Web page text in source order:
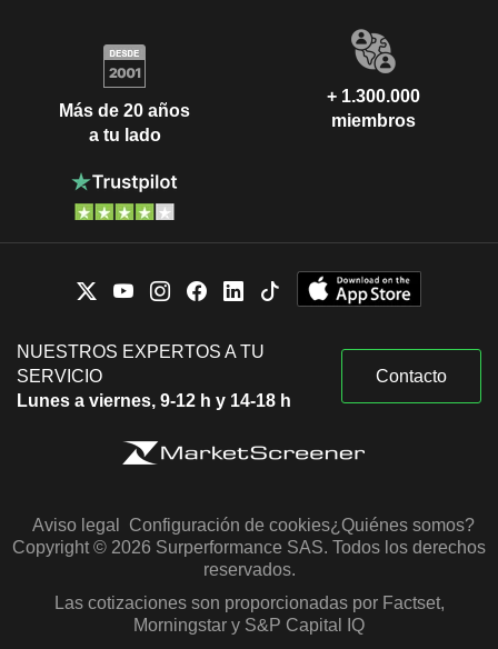
Más de 20 años
a tu lado
+ 1.300.000
miembros
NUESTROS EXPERTOS A TU
SERVICIO
Lunes a viernes, 9-12 h y 14-18 h
Contacto
Aviso legal Configuración de cookies¿Quiénes somos?
Copyright © 2026 Surperformance SAS. Todos los derechos
reservados.
Las cotizaciones son proporcionadas por Factset,
Morningstar y S&P Capital IQ